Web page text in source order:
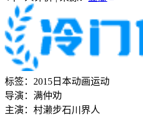
标签： 2015 日本动画运动
导演： 满仲劝
主演： 村濑步石川界人